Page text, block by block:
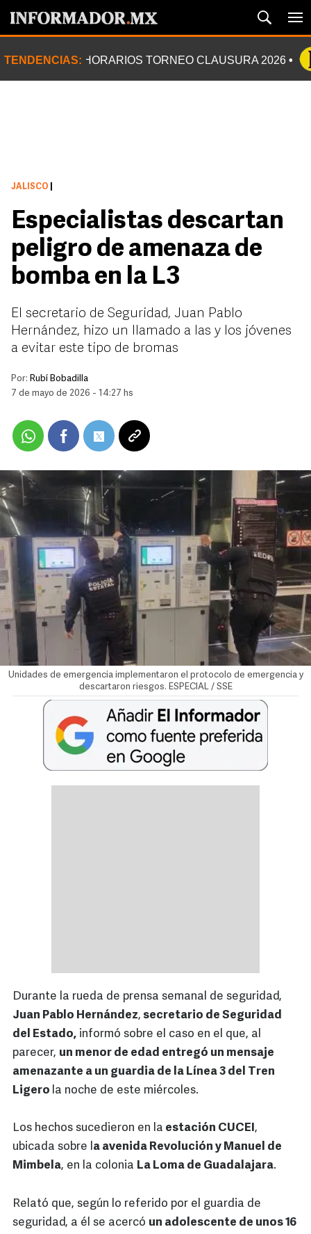
TENDENCIAS: HORARIOS TORNEO CLAUSURA 2026
JALISCO
Especialistas descartan
peligro de amenaza de
bomba en la L3
El secretario de Seguridad, Juan Pablo
Hernández, hizo un llamado a las y los jóvenes
a evitar este tipo de bromas
Por: Rubí Bobadilla
7 de mayo de 2026 - 14:27 hs
Unidades de emergencia implementaron el protocolo de emergencia y
descartaron riesgos. ESPECIAL / SSE
Durante la rueda de prensa semanal de seguridad,
Juan Pablo Hernández, secretario de Seguridad
del Estado, informó sobre el caso en el que, al
parecer, un menor de edad entregó un mensaje
amenazante a un guardia de la Línea 3 del Tren
Ligero la noche de este miércoles.
Los hechos sucedieron en la estación CUCEI,
ubicada sobre la avenida Revolución y Manuel de
Mimbela, en la colonia La Loma de Guadalajara.
Relató que, según lo referido por el guardia de
seguridad, a él se acercó un adolescente de unos 16